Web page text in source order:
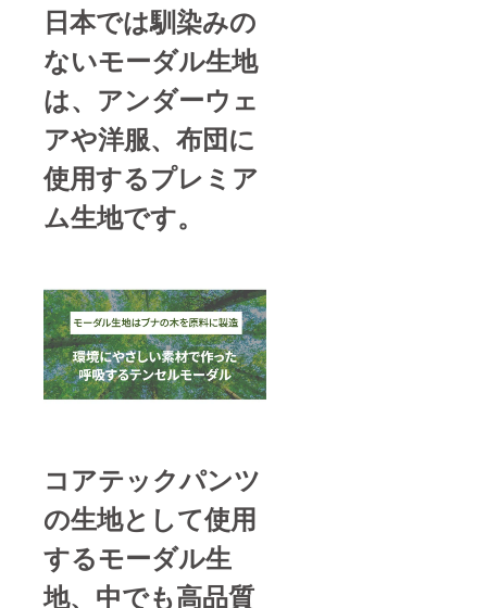
日本では馴染みの
ないモーダル生地
は、アンダーウェ
アや洋服、布団に
使用するプレミア
ム生地です。
コアテックパンツ
の生地として使用
するモーダル生
地、中でも高品質